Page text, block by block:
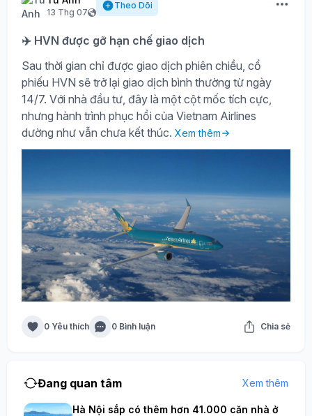
13 Thg 07
Theo Dõi
✈️ HVN được gỡ hạn chế giao dịch
Sau thời gian chỉ được giao dịch phiên chiều, cổ
phiếu HVN sẽ trở lại giao dịch bình thường từ ngày
14/7. Với nhà đầu tư, đây là một cột mốc tích cực,
nhưng hành trình phục hồi của Vietnam Airlines
dường như vẫn chưa kết thúc. Xem thêm
0 Yêu thích 0 Bình luận Chia sẻ
Đang quan tâm Xem thêm
Hà Nội sắp có thêm hơn 41.000 căn nhà ở